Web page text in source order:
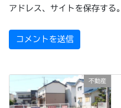
アドレス、サイトを保存する。
不動産